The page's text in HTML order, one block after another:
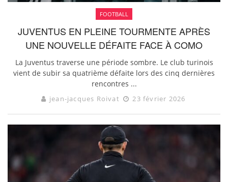
FOOTBALL
JUVENTUS EN PLEINE TOURMENTE APRÈS
UNE NOUVELLE DÉFAITE FACE À COMO
La Juventus traverse une période sombre. Le club turinois
vient de subir sa quatrième défaite lors des cinq dernières
rencontres ...
jean-jacques Roivat 23 février 2026